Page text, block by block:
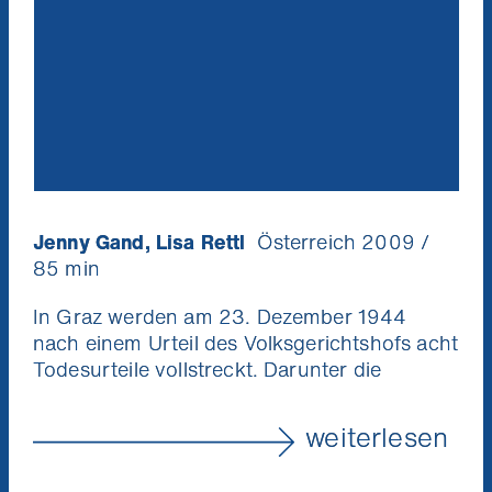
Jenny Gand, Lisa Rettl Österreich 2009 /
85 min
In Graz werden am 23. Dezember 1944
nach einem Urteil des Volksgerichtshofs acht
Todesurteile vollstreckt. Darunter die
Widerstandskämpferin Maria Peskoller. Ihre
Tochter, die damals knapp 16-jährige Helga,
weiterlesen